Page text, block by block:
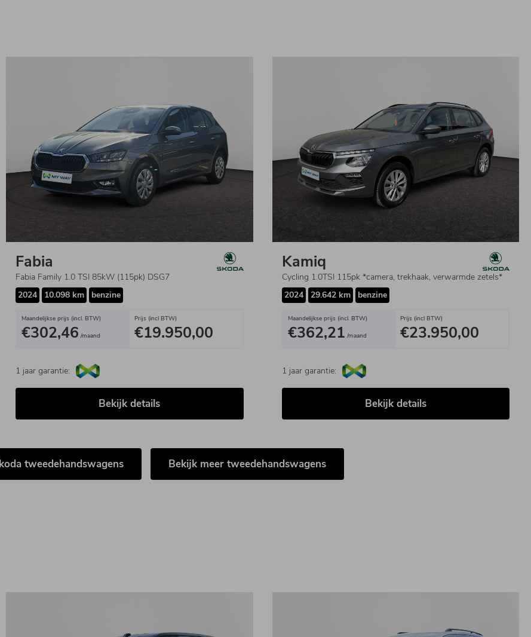
Fabia
Fabia Family 1.0 TSI 85kW (115pk) DSG7
2024
10.098 km benzine
Maandelijkse prijs (incl. BTW)
€302,46 /maand
Prijs (incl BTW)
€19.950,00
1 jaar garantie:
Bekijk details
Kamiq
Cycling 1.0TSI 115pk *camera, trekhaak, verwarmde zetels*
2024
29.642 km benzine
Maandelijkse prijs (incl. BTW)
€362,21 /maand
Prijs (incl BTW)
€23.950,00
1 jaar garantie:
Bekijk details
tweedehandswagens Bekijk meer tweedehandswagens